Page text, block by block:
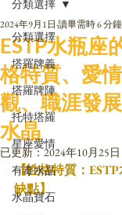
分類選擇
塔羅牌義
塔羅牌陣
托特塔羅
星座愛情
有毒水晶
水晶寶石
分類選擇
ESTP水瓶座
格特質、愛
觀、職涯發
水晶
2024年9月1日 讀畢需時 6 分鐘
已更新：2024年10月25日
【性格特質：
缺點】